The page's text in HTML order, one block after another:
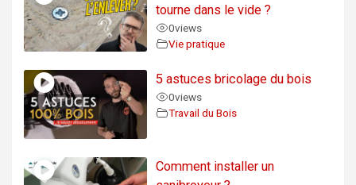
tourne dans le vide ?
0views
Vie pratique
5 astuces bricolage du bois
0views
Travail du Bois
Comment installer un